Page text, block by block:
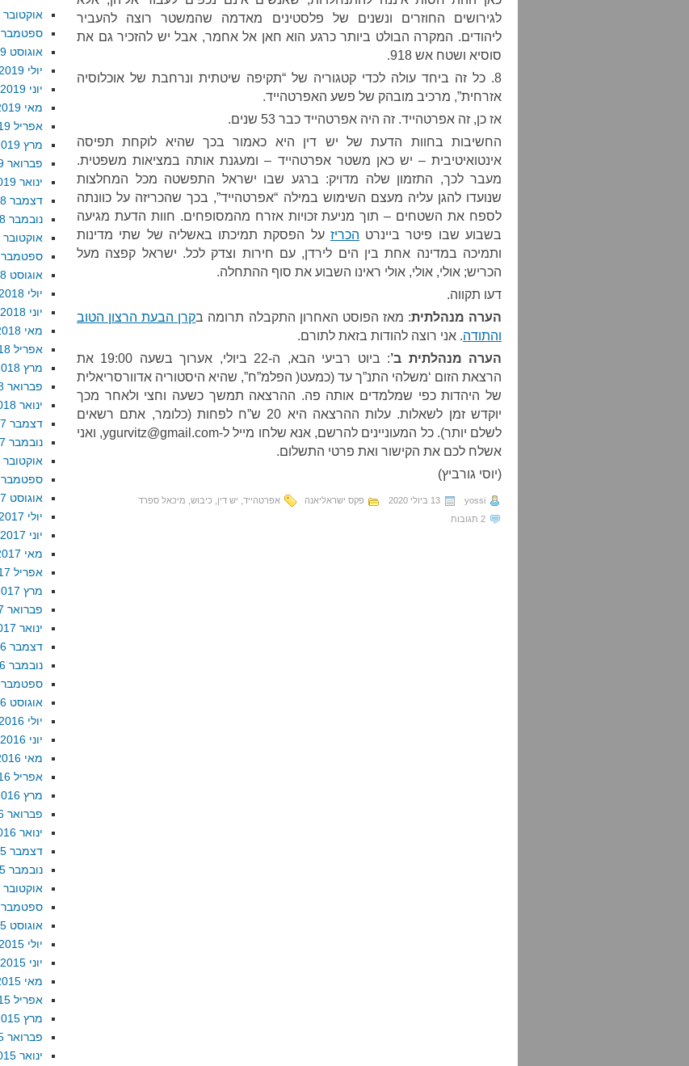
לגירושים החוזרים ונשנים של פלסטינים מאדמה שהמשטר רוצה להעביר
ליהודים. המקרה הבולט ביותר כרגע הוא חאן אל אחמר, אבל יש להזכיר גם את
סוסיא ושטח אש 918.
8. כל זה ביחד עולה לכדי קטגוריה של “תקיפה שיטתית ונרחבת של אוכלוסיה
אזרחית”, מרכיב מובהק של פשע האפרטהייד.
אז כן, זה אפרטהייד. זה היה אפרטהייד כבר 53 שנים.
החשיבות בחוות הדעת של יש דין היא כאמור בכך שהיא לוקחת תפיסה
אינטואיטיבית – יש כאן משטר אפרטהייד – ומעגנת אותה במציאות משפטית.
מעבר לכך, התזמון שלה מדויק: ברגע שבו ישראל התפשטה מכל המחלצות
שנועדו להגן עליה מעצם השימוש במילה “אפרטהייד”, בכך שהכריזה על כוונתה
לספח את השטחים – תוך מניעת זכויות אזרח מהמסופחים. חוות הדעת מגיעה
בשבוע שבו פיטר ביינרט הכריז על הפסקת תמיכתו באשליה של שתי מדינות
ותמיכה במדינה אחת בין הים לירדן, עם חירות וצדק לכל. ישראל קפצה מעל
הכריש; אולי, אולי, אולי ראינו השבוע את סוף ההתחלה.
דעו תקווה.
הערה מנהלתית: מאז הפוסט האחרון התקבלה תרומה בקרן הבעת הרצון הטוב
והתודה. אני רוצה להודות בזאת לתורם.
הערה מנהלתית ב’
: ביוט רביעי הבא, ה-22 ביולי, אערוך בשעה 19:00 את
הרצאת הזום ‘משלהי התנ”ך עד (כמעט( הפלמ”ח”, שהיא היסטוריה אדוורסריאלית
של היהדות כפי שמלמדים אותה פה. ההרצאה תמשך כשעה וחצי ולאחר מכך
יוקדש זמן לשאלות. עלות ההרצאה היא 20 ש”ח לפחות (כלומר, אתם רשאים
לשלם יותר). כל המעוניינים להרשם, אנא שלחו מייל ל-ygurvitz@gmail.com
, ואני
אשלח לכם את הקישור ואת פרטי התשלום.
(יוסי גורביץ)
yossi 13 ביולי 2020 פקס ישראליאנה אפרטהייד יש דין כיבוש מיכאל ספרד
2 תגובות
אוקטובר 2019
ספטמבר 2019
אוגוסט 2019
יולי 2019
יוני 2019
מאי 2019
אפריל 2019
מרץ 2019
פברואר 2019
ינואר 2019
דצמבר 2018
נובמבר 2018
אוקטובר 2018
ספטמבר 2018
אוגוסט 2018
יולי 2018
יוני 2018
מאי 2018
אפריל 2018
מרץ 2018
פברואר 2018
ינואר 2018
דצמבר 2017
נובמבר 2017
אוקטובר 2017
ספטמבר 2017
אוגוסט 2017
יולי 2017
יוני 2017
מאי 2017
אפריל 2017
מרץ 2017
פברואר 2017
ינואר 2017
דצמבר 2016
נובמבר 2016
ספטמבר 2016
אוגוסט 2016
יולי 2016
יוני 2016
מאי 2016
אפריל 2016
מרץ 2016
פברואר 2016
ינואר 2016
דצמבר 2015
נובמבר 2015
אוקטובר 2015
ספטמבר 2015
אוגוסט 2015
יולי 2015
יוני 2015
מאי 2015
אפריל 2015
מרץ 2015
פברואר 2015
ינואר 2015